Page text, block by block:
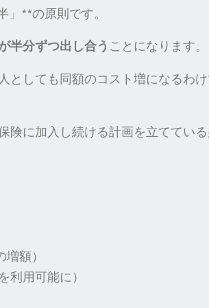
**の原則です。
半分ずつ出し合う ことになります。
としても同額のコスト増になるわ
険に加入し続ける計画を立ててい
額）
用可能に）